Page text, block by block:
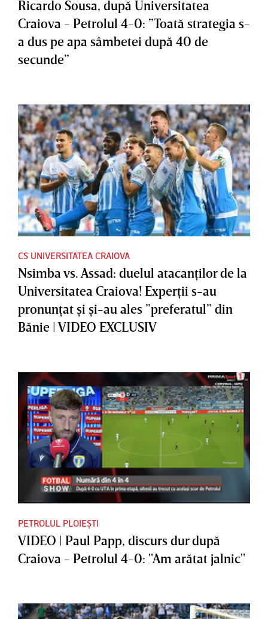
Ricardo Sousa, după Universitatea
Craiova - Petrolul 4-0: ”Toată strategia s-
a dus pe apa sâmbetei după 40 de
secunde”
CS UNIVERSITATEA CRAIOVA
Nsimba vs. Assad: duelul atacanţilor de la
Universitatea Craiova! Experţii s-au
pronunţat şi şi-au ales ”preferatul” din
Bănie | VIDEO EXCLUSIV
PETROLUL PLOIEȘTI
VIDEO | Paul Papp, discurs dur după
Craiova - Petrolul 4-0: "Am arătat jalnic"